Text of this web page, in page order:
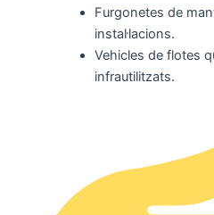
Furgonetes de
instal·lacions.
Vehicles de flotes
infrautilitzats.